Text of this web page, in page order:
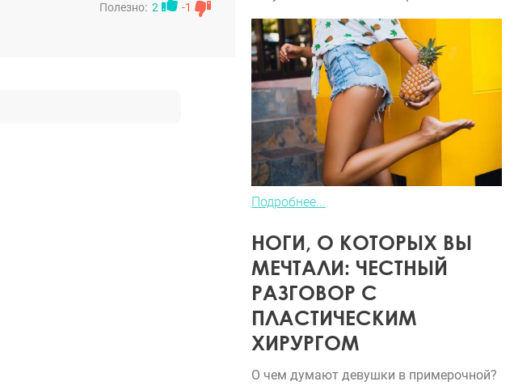
Полезно: 2 -1
Подробнее...
НОГИ, О КОТОРЫХ ВЫ
МЕЧТАЛИ: ЧЕСТНЫЙ
РАЗГОВОР С
ПЛАСТИЧЕСКИМ
ХИРУРГОМ
О чем думают девушки в примерочной?